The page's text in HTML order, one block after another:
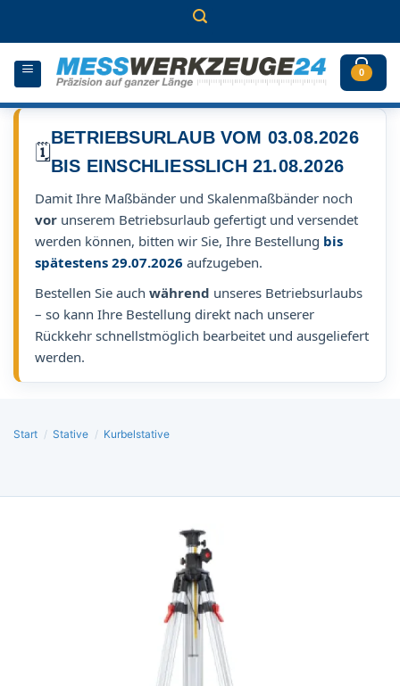
0
🗓️
BETRIEBSURLAUB VOM 03.08.2026
BIS EINSCHLIESSLICH 21.08.2026
Damit Ihre Maßbänder und Skalenmaßbänder noch
vor unserem Betriebsurlaub gefertigt und versendet
werden können, bitten wir Sie, Ihre Bestellung bis
spätestens 29.07.2026 aufzugeben.
Bestellen Sie auch während unseres Betriebsurlaubs
– so kann Ihre Bestellung direkt nach unserer
Rückkehr schnellstmöglich bearbeitet und ausgeliefert
werden.
Start / Stative / Kurbelstative